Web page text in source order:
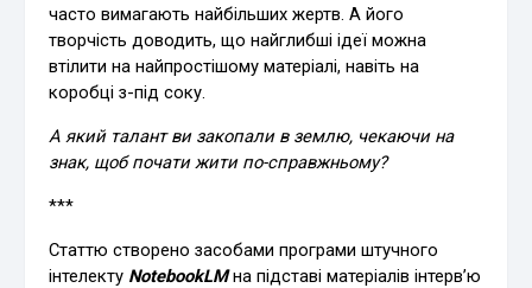
часто вимагають найбільших жертв. А його
творчість доводить, що найглибші ідеї можна
втілити на найпростішому матеріалі, навіть на
коробці з-під соку.
А який талант ви закопали в землю, чекаючи на
знак, щоб почати жити по-справжньому?
***
Статтю створено засобами програми штучного
інтелекту NotebookLMна підставі матеріалів інтерв’ю